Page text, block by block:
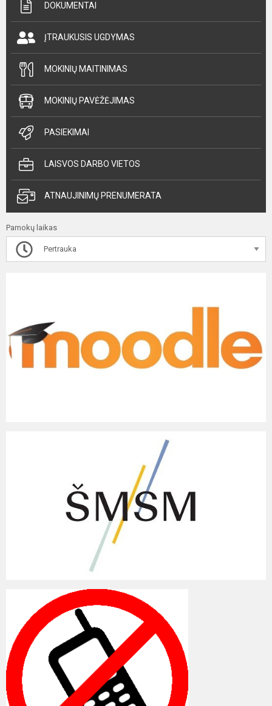
DOKUMENTAI
ĮTRAUKUSIS UGDYMAS
MOKINIŲ MAITINIMAS
MOKINIŲ PAVĖŽĖJIMAS
PASIEKIMAI
LAISVOS DARBO VIETOS
ATNAUJINIMŲ PRENUMERATA
Pamokų laikas
Pertrauka